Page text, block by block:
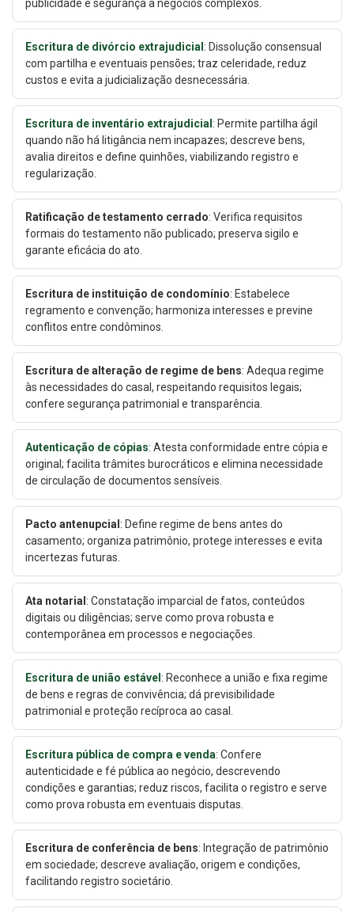
publicidade e segurança a negócios complexos.
Escritura de divórcio extrajudicial : Dissolução consensual
com partilha e eventuais pensões; traz celeridade, reduz
custos e evita a judicialização desnecessária.
Escritura de inventário extrajudicial : Permite partilha ágil
quando não há litigância nem incapazes; descreve bens,
avalia direitos e define quinhões, viabilizando registro e
regularização.
Ratificação de testamento cerrado: Verifica requisitos
formais do testamento não publicado; preserva sigilo e
garante eficácia do ato.
Escritura de instituição de condomínio: Estabelece
regramento e convenção; harmoniza interesses e previne
conflitos entre condôminos.
Escritura de alteração de regime de bens: Adequa regime
às necessidades do casal, respeitando requisitos legais;
confere segurança patrimonial e transparência.
Autenticação de cópias: Atesta conformidade entre cópia e
original; facilita trâmites burocráticos e elimina necessidade
de circulação de documentos sensíveis.
Pacto antenupcial : Define regime de bens antes do
casamento; organiza patrimônio, protege interesses e evita
incertezas futuras.
Ata notarial : Constatação imparcial de fatos, conteúdos
digitais ou diligências; serve como prova robusta e
contemporânea em processos e negociações.
Escritura de união estável : Reconhece a união e fixa regime
de bens e regras de convivência; dá previsibilidade
patrimonial e proteção recíproca ao casal.
Escritura pública de compra e venda: Confere
autenticidade e fé pública ao negócio, descrevendo
condições e garantias; reduz riscos, facilita o registro e serve
como prova robusta em eventuais disputas.
Escritura de conferência de bens: Integração de patrimônio
em sociedade; descreve avaliação, origem e condições,
facilitando registro societário.